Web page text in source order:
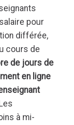
pour
différée,
cours de
de jours de
en ligne
à mi-